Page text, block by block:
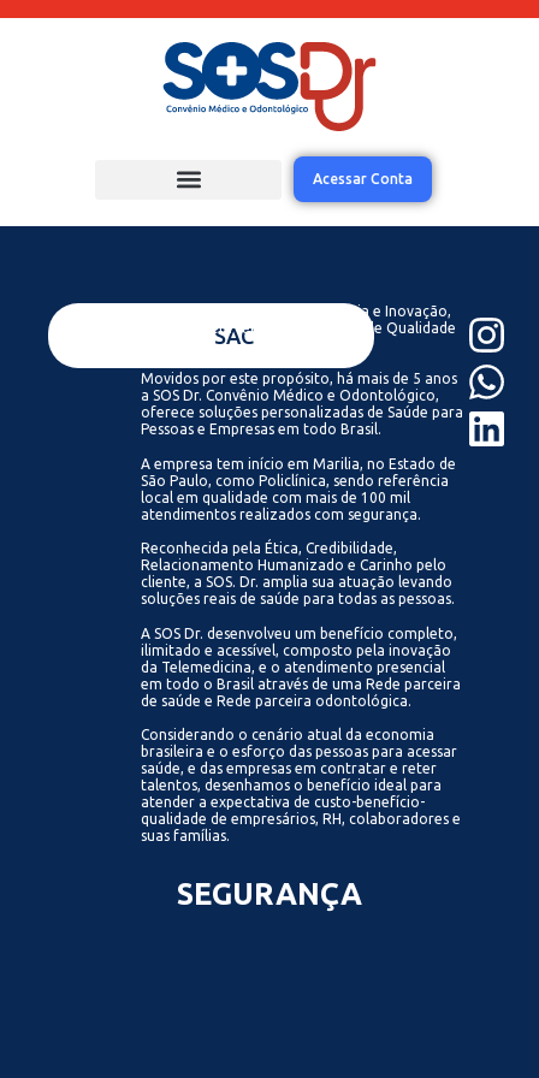
Acessar Conta
VENDASSAC
Acreditamos que com Tecnologia e Inovação,
todos podem ter acesso a Saúde de Qualidade
Movidos por este propósito, há mais de 5 anos
a SOS Dr. Convênio Médico e Odontológico,
oferece soluções personalizadas de Saúde para
Pessoas e Empresas em todo Brasil.
A empresa tem início em Marilia, no Estado de
São Paulo, como Policlínica, sendo referência
local em qualidade com mais de 100 mil
atendimentos realizados com segurança.
Reconhecida pela Ética, Credibilidade,
Relacionamento Humanizado e Carinho pelo
cliente, a SOS. Dr. amplia sua atuação levando
soluções reais de saúde para todas as pessoas.
A SOS Dr. desenvolveu um benefício completo,
ilimitado e acessível, composto pela inovação
da Telemedicina, e o atendimento presencial
em todo o Brasil através de uma Rede parceira
de saúde e Rede parceira odontológica.
Considerando o cenário atual da economia
brasileira e o esforço das pessoas para acessar
saúde, e das empresas em contratar e reter
talentos, desenhamos o benefício ideal para
atender a expectativa de custo-benefício-
qualidade de empresários, RH, colaboradores e
suas famílias.
SEGURANÇA